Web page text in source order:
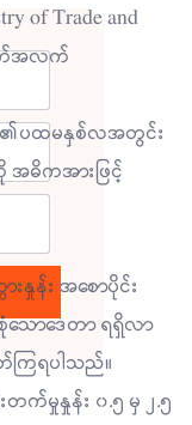
of Trade and
က်အလက်
၏ပထမနှစ်လအတွင်း
အဓိကအားဖြင့်
န်း အစောပိုင်း
သောဒေတာ ရရှိလာ
ကြရပါသည်။
မှုနှုန်း ၀.၅ မှ ၂.၅